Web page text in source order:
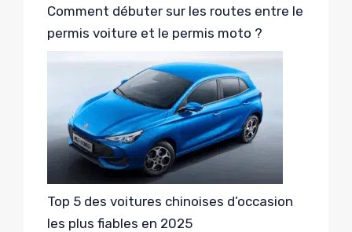
Comment débuter sur les routes entre le
permis voiture et le permis moto ?
Top 5 des voitures chinoises d’occasion
les plus fiables en 2025